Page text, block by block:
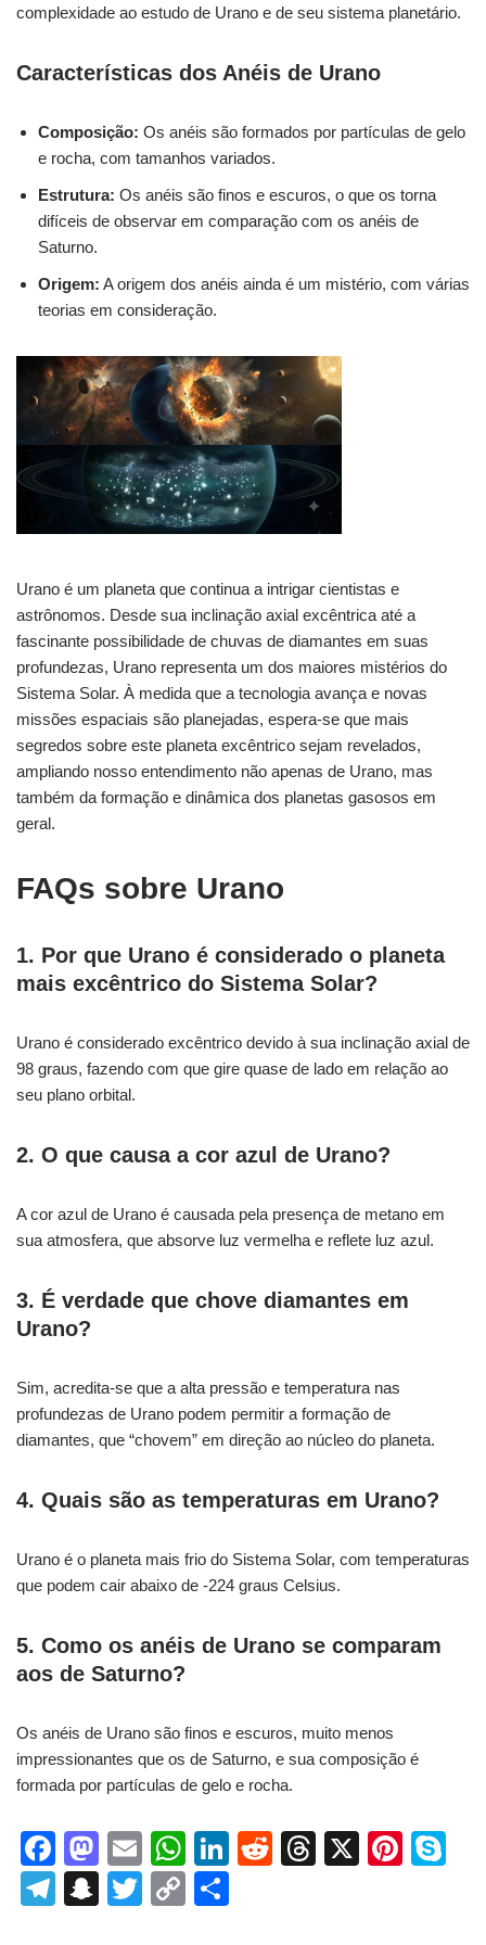
complexidade ao estudo de Urano e de seu sistema planetário.
Características dos Anéis de Urano
Composição: Os anéis são formados por partículas de gelo
e rocha, com tamanhos variados.
Estrutura: Os anéis são finos e escuros, o que os torna
difíceis de observar em comparação com os anéis de
Saturno.
Origem: A origem dos anéis ainda é um mistério, com várias
teorias em consideração.
Urano é um planeta que continua a intrigar cientistas e
astrônomos. Desde sua inclinação axial excêntrica até a
fascinante possibilidade de chuvas de diamantes em suas
profundezas, Urano representa um dos maiores mistérios do
Sistema Solar. À medida que a tecnologia avança e novas
missões espaciais são planejadas, espera-se que mais
segredos sobre este planeta excêntrico sejam revelados,
ampliando nosso entendimento não apenas de Urano, mas
também da formação e dinâmica dos planetas gasosos em
geral.
FAQs sobre Urano
1. Por que Urano é considerado o planeta
mais excêntrico do Sistema Solar?
Urano é considerado excêntrico devido à sua inclinação axial de
98 graus, fazendo com que gire quase de lado em relação ao
seu plano orbital.
2. O que causa a cor azul de Urano?
A cor azul de Urano é causada pela presença de metano em
sua atmosfera, que absorve luz vermelha e reflete luz azul.
3. É verdade que chove diamantes em
Urano?
Sim, acredita-se que a alta pressão e temperatura nas
profundezas de Urano podem permitir a formação de
diamantes, que “chovem” em direção ao núcleo do planeta.
4. Quais são as temperaturas em Urano?
Urano é o planeta mais frio do Sistema Solar, com temperaturas
que podem cair abaixo de -224 graus Celsius.
5. Como os anéis de Urano se comparam
aos de Saturno?
Os anéis de Urano são finos e escuros, muito menos
impressionantes que os de Saturno, e sua composição é
formada por partículas de gelo e rocha.
F
a
c
M
a
st
E
m
ail
W
h
at
Li
R
T
X
Pi
T
S
T
C